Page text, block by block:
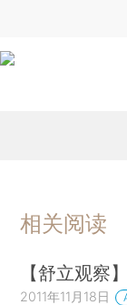
相关阅读
【舒立观察
2011年11月18日